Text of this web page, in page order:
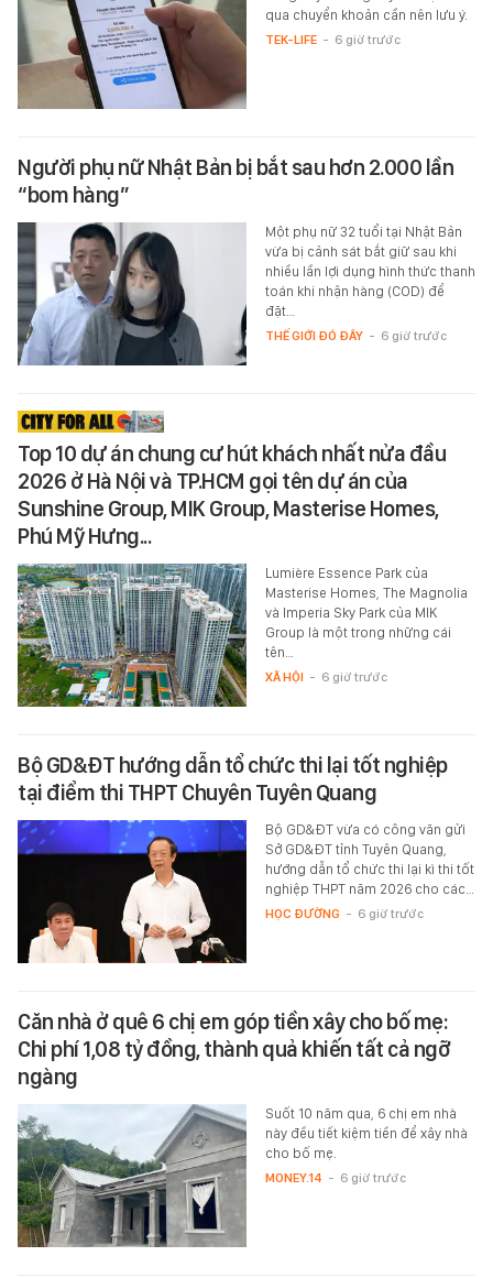
qua chuyển khoản cần nên lưu ý.
TEK-LIFE - 6 giờ trước
Người phụ nữ Nhật Bản bị bắt sau hơn 2.000 lần
“bom hàng”
Một phụ nữ 32 tuổi tại Nhật Bản
vừa bị cảnh sát bắt giữ sau khi
nhiều lần lợi dụng hình thức thanh
toán khi nhận hàng (COD) để
đặt…
THẾ GIỚI ĐÓ ĐÂY - 6 giờ trước
Top 10 dự án chung cư hút khách nhất nửa đầu
2026 ở Hà Nội và TP.HCM gọi tên dự án của
Sunshine Group, MIK Group, Masterise Homes,
Phú Mỹ Hưng...
Lumière Essence Park của
Masterise Homes, The Magnolia
và Imperia Sky Park của MIK
Group là một trong những cái
tên…
XÃ HỘI - 6 giờ trước
Bộ GD&ĐT hướng dẫn tổ chức thi lại tốt nghiệp
tại điểm thi THPT Chuyên Tuyên Quang
Bộ GD&ĐT vừa có công văn gửi
Sở GD&ĐT tỉnh Tuyên Quang,
hướng dẫn tổ chức thi lại kì thi tốt
nghiệp THPT năm 2026 cho các…
HỌC ĐƯỜNG - 6 giờ trước
Căn nhà ở quê 6 chị em góp tiền xây cho bố mẹ:
Chi phí 1,08 tỷ đồng, thành quả khiến tất cả ngỡ
ngàng
Suốt 10 năm qua, 6 chị em nhà
này đều tiết kiệm tiền để xây nhà
cho bố mẹ.
MONEY.14 - 6 giờ trước